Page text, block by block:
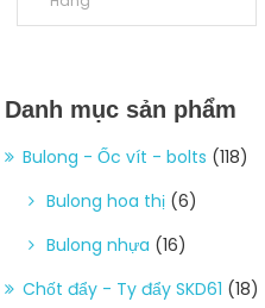
Danh mục sản phẩm
Bulong - Ốc vít - bolts (118)
Bulong hoa thị (6)
Bulong nhựa (16)
Chốt đẩy - Ty đẩy SKD61 (18)